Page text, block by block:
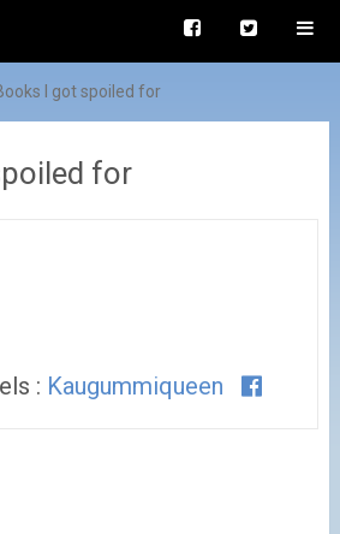
I got spoiled for
for
: Kaugummiqueen